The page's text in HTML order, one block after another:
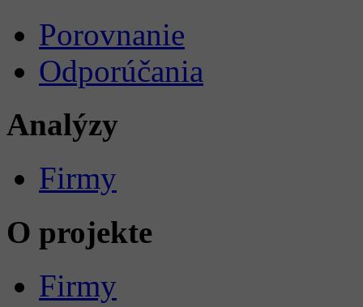
Porovnanie
Odporúčania
Analýzy
Firmy
O projekte
Firmy